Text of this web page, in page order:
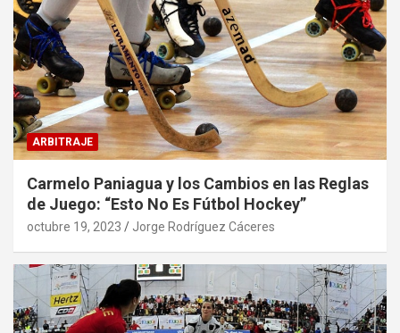
ARBITRAJE
Carmelo Paniagua y los Cambios en las Reglas
de Juego: “Esto No Es Fútbol Hockey”
octubre 19, 2023 Jorge Rodríguez Cáceres